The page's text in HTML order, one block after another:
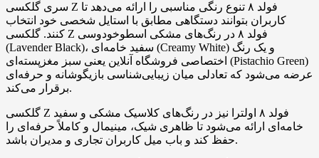
سری گلکسی Z فولد ۸ تنوع رنگی مناسبی را ارائه می‌دهد تا
کاربران بتوانند دستگاهی مطابق با استایل شخصی خود انتخاب
کنند. گلکسی Z فولد ۸ در رنگ‌های مشکی اسطوخودوسی
(Lavender Black)، سفید خامه‌ای (Creamy White) و یک رنگ
اختصاصی فروشگاه آنلاین یعنی سبز مغزپسته‌ای (Pistachio Green)
عرضه می‌شود که تعادلی میان زیبایی‌شناسی بازیگوشانه و حرفه‌ای
برقرار می‌کند.
گلکسی Z فولد ۸ اولترا نیز در رنگ‌های کلاسیک مشکی و سفید
خامه‌ای ارائه می‌شود تا ظاهری شیک، مینیمال و کاملاً حرفه‌ای را
حفظ کند و باب میل کاربران تجاری و مدیران باشد.